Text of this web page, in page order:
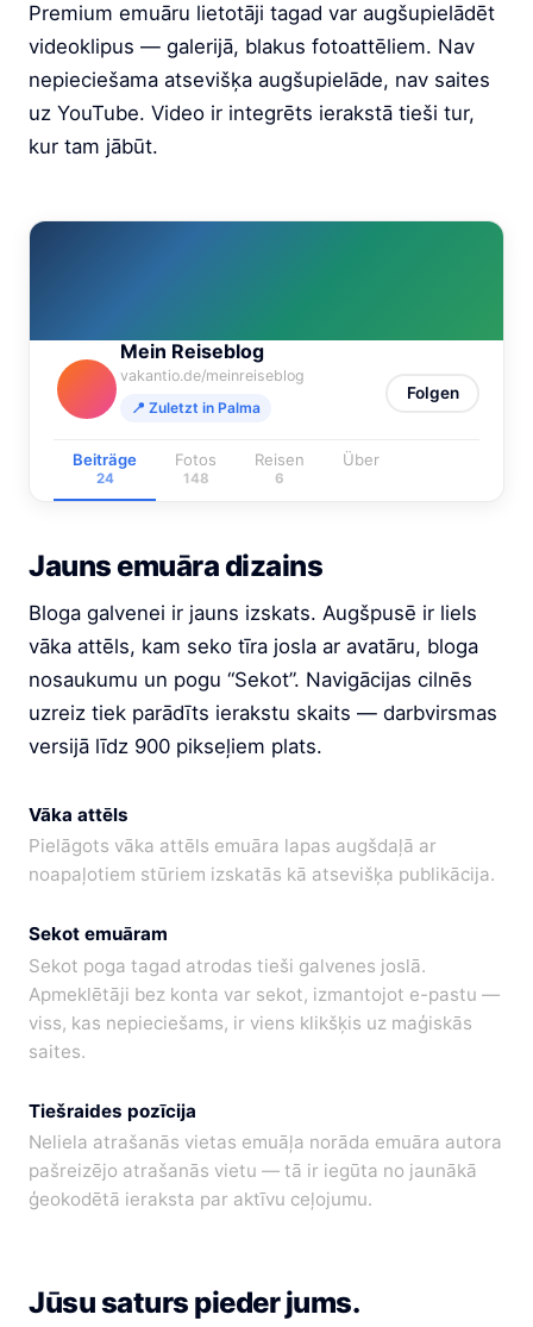
Premium emuāru lietotāji tagad var augšupielādēt
videoklipus — galerijā, blakus fotoattēliem. Nav
nepieciešama atsevišķa augšupielāde, nav saites
uz YouTube. Video ir integrēts ierakstā tieši tur,
kur tam jābūt.
Mein Reiseblog
vakantio.de/meinreiseblog
📍 Zuletzt in Palma
Folgen
Beiträge
24
Fotos
148
Reisen
6
Über
Jauns emuāra dizains
Bloga galvenei ir jauns izskats. Augšpusē ir liels
vāka attēls, kam seko tīra josla ar avatāru, bloga
nosaukumu un pogu “Sekot”. Navigācijas cilnēs
uzreiz tiek parādīts ierakstu skaits — darbvirsmas
versijā līdz 900 pikseļiem plats.
Vāka attēls
Pielāgots vāka attēls emuāra lapas augšdaļā ar
noapaļotiem stūriem izskatās kā atsevišķa publikācija.
Sekot emuāram
Sekot poga tagad atrodas tieši galvenes joslā.
Apmeklētāji bez konta var sekot, izmantojot e-pastu —
viss, kas nepieciešams, ir viens klikšķis uz maģiskās
saites.
Tiešraides pozīcija
Neliela atrašanās vietas emuāļa norāda emuāra autora
pašreizējo atrašanās vietu — tā ir iegūta no jaunākā
ģeokodētā ieraksta par aktīvu ceļojumu.
Jūsu saturs pieder jums.